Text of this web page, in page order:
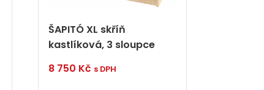
ŠAPITÓ XL skříň
kastlíková, 3 sloupce
8 750 Kč s DPH